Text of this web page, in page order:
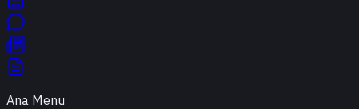
Ana Menu